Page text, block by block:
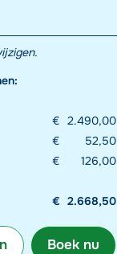
€ 2.490,00
€
52,50
€ 126,00
€ 2.668,50
Boek nu